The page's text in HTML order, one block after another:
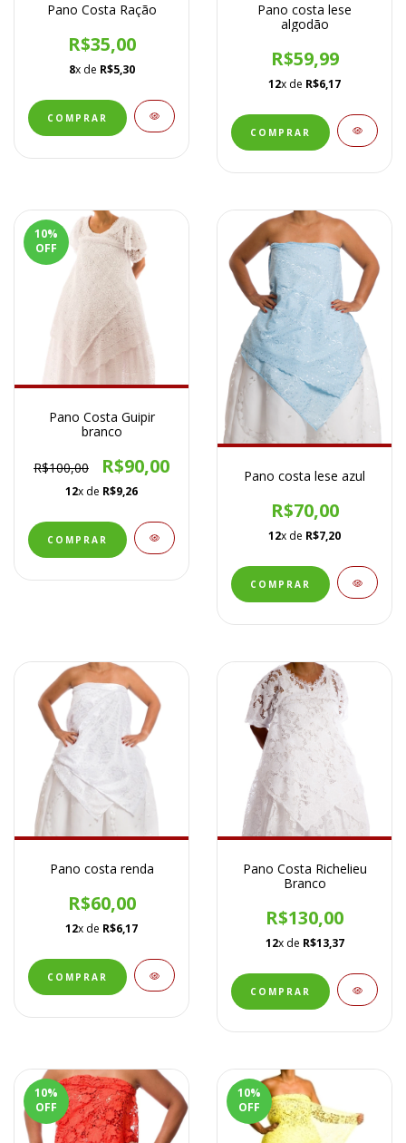
Pano Costa Ração
R$35,00
8x de R$5,30
Pano costa lese
algodão
R$59,99
12x de R$6,17
10%
OFF
Pano Costa Guipir
branco
R$100,00 R$90,00
12x de R$9,26
Pano costa lese azul
R$70,00
12x de R$7,20
Pano costa renda
R$60,00
12x de R$6,17
Pano Costa Richelieu
Branco
R$130,00
12x de R$13,37
10%
OFF
10%
OFF